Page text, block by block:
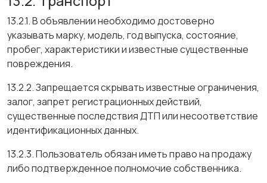
13.2.1. В объявлении необходимо достоверно
указывать марку, модель, год выпуска, состояние,
пробег, характеристики и известные существенные
повреждения.
13.2.2. Запрещается скрывать известные ограничения,
залог, запрет регистрационных действий,
существенные последствия ДТП или несоответствие
идентификационных данных.
13.2.3. Пользователь обязан иметь право на продажу
либо подтвержденное полномочие собственника.